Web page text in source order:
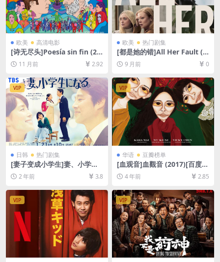
欧美 高清电影
[诗无尽头]Poesía sin fin (20
16)[百度网盘+夸克网盘+迅雷
云盘资源1080P超清未删减]
[MP4/8GB][中文字幕]
11 月前 2.92
欧美 热门剧集
[都是她的错]All Her Fault (2
025)[百度网盘+夸克网盘1080
P超清未删减资源][网盘在线播
放/下载][MP4/29GB][中英字
幕]
9 月前 0
VIP
日韩 热门剧集
[妻子变成小学生]妻、小学生
になる。 (2022)[百度网盘+夸
克网盘1080P超清未删减资源]
GB][中文字幕]
2 年前 3.8
VIP
华语 豆瓣榜单
[血观音]血觀音 (2017)[百度网
盘+夸克网盘+迅雷云盘资源10
80P超清未删减][MP4/7GB]
4 年前 2.85
VIP VIP